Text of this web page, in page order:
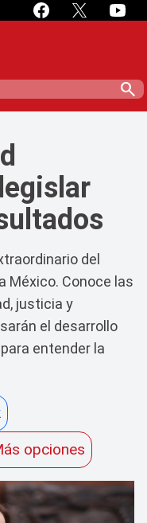
search
del
México. Conoce las
justicia y
el desarrollo
entender la
opciones